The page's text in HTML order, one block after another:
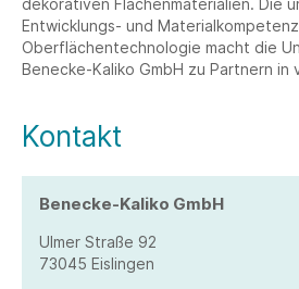
dekorativen Flächenmaterialien. Die
Entwicklungs- und
Oberflächentechnologie macht die
Benecke-Kaliko GmbH zu Partnern in
Kontakt
Benecke-Kaliko GmbH
Ulmer Straße 92
73045 Eislingen